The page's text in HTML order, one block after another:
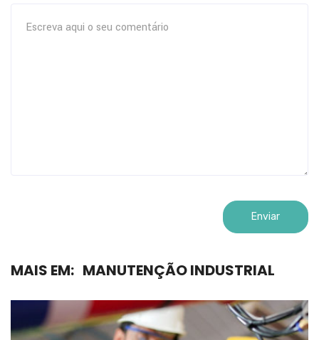
MAIS EM: MANUTENÇÃO INDUSTRIAL